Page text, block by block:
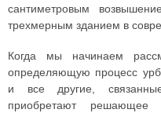
сантиметровым
трехмерным зданием в
Когда мы начинаем
определяющую процесс
и все другие,
приобретают